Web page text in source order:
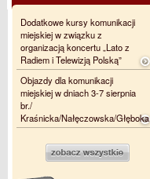
Dodatkowe kursy komunikacji
miejskiej w związku z
organizacją koncertu „Lato z
Radiem i Telewizją Polską”
Objazdy dla komunikacji
miejskiej w dniach 3-7 sierpnia
br./
Kraśnicka/Nałęczowska/Głęboka